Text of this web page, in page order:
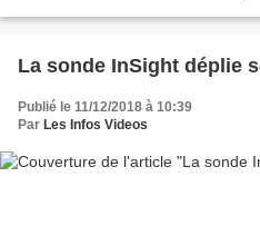
La sonde InSight déplie
Publié le 11/12/2018 à 10:39
Par Les Infos Videos